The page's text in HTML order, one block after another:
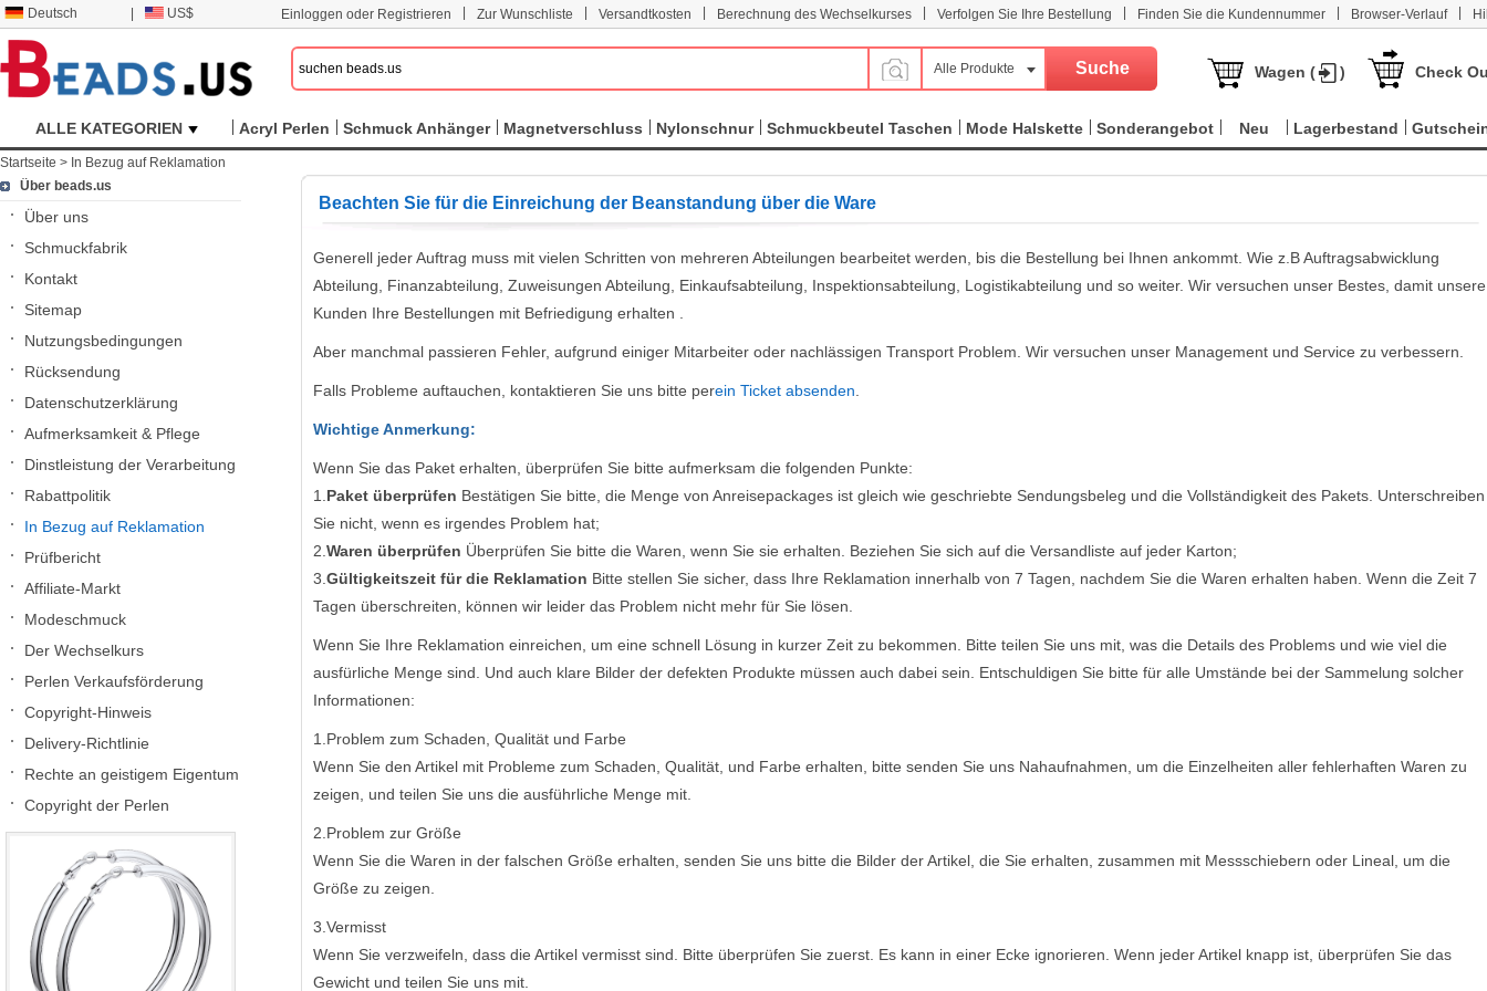
Deutsch US$ Einloggen oder Registrieren Zur Wunschliste Versandtkosten Berechnung des Wechselkurses Verfolgen Sie Ihre Bestellung Finden Sie die Kundennummer Browser-Verlauf
Alle Produkte Wagen ( ) Check
ALLE KATEGORIEN Acryl Perlen Schmuck Anhänger Magnetverschluss Nylonschnur Schmuckbeutel Taschen Mode Halskette Sonderangebot Neu Lagerbestand
Startseite > In Bezug auf Reklamation
Über beads.us
Über uns
Schmuckfabrik
Kontakt
Sitemap
Nutzungsbedingungen
Rücksendung
Datenschutzerklärung
Aufmerksamkeit & Pflege
Dinstleistung der Verarbeitung
Rabattpolitik
In Bezug auf Reklamation
Prüfbericht
Affiliate-Markt
Modeschmuck
Der Wechselkurs
Perlen Verkaufsförderung
Copyright-Hinweis
Delivery-Richtlinie
Rechte an geistigem Eigentum
Copyright der Perlen
Beachten Sie für die Einreichung der Beanstandung über die Ware
Generell jeder Auftrag muss mit vielen Schritten von mehreren Abteilungen bearbeitet werden, bis die Bestellung bei Ihnen ankommt. Wie z.B Auftragsabwicklung
Abteilung, Finanzabteilung, Zuweisungen Abteilung, Einkaufsabteilung, Inspektionsabteilung, Logistikabteilung und so weiter. Wir versuchen unser Bestes, damit unsere
Kunden Ihre Bestellungen mit Befriedigung erhalten .
Aber manchmal passieren Fehler, aufgrund einiger Mitarbeiter oder nachlässigen Transport Problem. Wir versuchen unser Management und Service zu verbessern.
Falls Probleme auftauchen, kontaktieren Sie uns bitte perein Ticket absenden
Wichtige Anmerkung:
Wenn Sie das Paket erhalten, überprüfen Sie bitte aufmerksam die folgenden Punkte:
1. Paket überprüfen Bestätigen Sie bitte, die Menge von Anreisepackages ist gleich wie geschriebte Sendungsbeleg und die Vollständigkeit des Pakets. Unterschreiben
Sie nicht, wenn es irgendes Problem hat;
2.Waren überprüfen Überprüfen Sie bitte die Waren, wenn Sie sie erhalten. Beziehen Sie sich auf die Versandliste auf jeder Karton;
3.Gültigkeitszeit für die Reklamation Bitte stellen Sie sicher, dass Ihre Reklamation innerhalb von 7 Tagen, nachdem Sie die Waren erhalten haben. Wenn die Zeit 7
Tagen überschreiten, können wir leider das Problem nicht mehr für Sie lösen.
Wenn Sie Ihre Reklamation einreichen, um eine schnell Lösung in kurzer Zeit zu bekommen. Bitte teilen Sie uns mit, was die Details des Problems und wie viel die
ausfürliche Menge sind. Und auch klare Bilder der defekten Produkte müssen auch dabei sein. Entschuldigen Sie bitte für alle Umstände bei der Sammelung solcher
Informationen:
1.Problem zum Schaden, Qualität und Farbe
Wenn Sie den Artikel mit Probleme zum Schaden, Qualität, und Farbe erhalten, bitte senden Sie uns Nahaufnahmen, um die Einzelheiten aller fehlerhaften Waren zu
zeigen, und teilen Sie uns die ausführliche Menge mit.
2.Problem zur Größe
Wenn Sie die Waren in der falschen Größe erhalten, senden Sie uns bitte die Bilder der Artikel, die Sie erhalten, zusammen mit Messschiebern oder Lineal, um die
Größe zu zeigen.
3.Vermisst
Wenn Sie verzweifeln, dass die Artikel vermisst sind. Bitte überprüfen Sie zuerst. Es kann in einer Ecke ignorieren. Wenn jeder Artikel knapp ist, überprüfen Sie das
Gewicht und teilen Sie uns mit.